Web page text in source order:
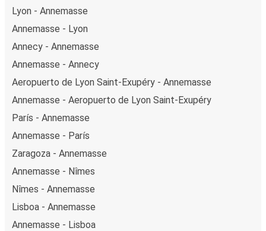
Lyon - Annemasse
Annemasse - Lyon
Annecy - Annemasse
Annemasse - Annecy
Aeropuerto de Lyon Saint-Exupéry - Annemasse
Annemasse - Aeropuerto de Lyon Saint-Exupéry
París - Annemasse
Annemasse - París
Zaragoza - Annemasse
Annemasse - Nîmes
Nîmes - Annemasse
Lisboa - Annemasse
Annemasse - Lisboa